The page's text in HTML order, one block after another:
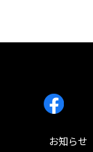
お知らせ